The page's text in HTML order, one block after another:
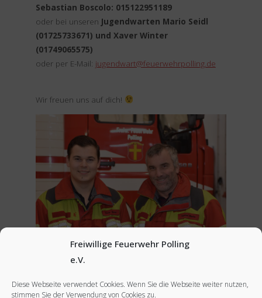
Freiwillige Feuerwehr Polling
e.V.
Diese Webseite verwendet Cookies. Wenn Sie die Webseite weiter nutzen,
stimmen Sie der Verwendung von Cookies zu.
Sebastian Boscolo: 015122951189
oder bei unseren Jugendwarten Mario Seidl
(01725733671) und Xaver Winter
(01749065575)
oder per E-Mail: jugendwart@feuerwehrpolling.de
Wir freuen uns auf dich!
links: Xaver Winter, rechts: Mario Seidl